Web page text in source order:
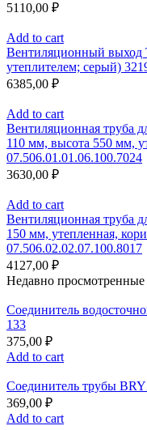
5110,00 ₽
Add to cart
Вентиляционный выход
утеплителем; серый)
6385,00 ₽
Add to cart
Вентиляционная труба
110 мм, высота 550 мм,
07.506.01.01.06.100.7024
3630,00 ₽
Add to cart
Вентиляционная труба
150 мм, утепленная,
07.506.02.02.07.100.8017
4127,00 ₽
Недавно просмотренные
Соединитель
133
375,00 ₽
Add to cart
Соединитель трубы
369,00 ₽
Add to cart